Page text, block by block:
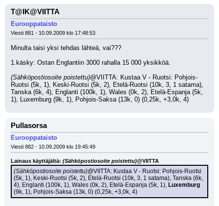
T@IK@VIITTA
Eurooppataisto
Viesti 881 - 10.09.2009 klo 17:48:53
Minulta taisi yksi tehdas lähteä, vai???
1.käsky: Ostan Englantiin 3000 rahalla 15 000 yksikköä.
(Sähköpostiosoite poistettu)@VIITTA: Kustaa V - Ruotsi: Pohjois-
Ruotsi (5k, 1), Keski-Ruotsi (5k, 2), Etelä-Ruotsi (10k, 3, 1 satama),
Tanska (6k, 4), Englanti (100k, 1), Wales (0k, 2), Etelä-Espanja (5k,
1), Luxemburg (9k, 1), Pohjois-Saksa (13k, 0) (0,25k, +3,0k, 4)
Pullasorsa
Eurooppataisto
Viesti 882 - 10.09.2009 klo 19:45:49
Lainaus käyttäjältä: (Sähköpostiosoite poistettu)@VIITTA
(Sähköpostiosoite poistettu)@VIITTA: Kustaa V - Ruotsi: Pohjois-Ruotsi
(5k, 1), Keski-Ruotsi (5k, 2), Etelä-Ruotsi (10k, 3, 1 satama), Tanska (6k,
4), Englanti (100k, 1), Wales (0k, 2), Etelä-Espanja (5k, 1), Luxemburg
(9k, 1), Pohjois-Saksa (13k, 0) (0,25k, +3,0k, 4)